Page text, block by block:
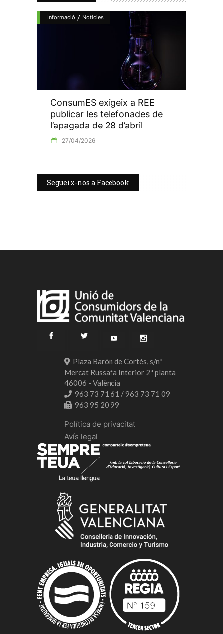
Informació / Notícies
ConsumES exigeix a REE
publicar les telefonades de
l’apagada de 28 d’abril
27/04/2026
Segueix-nos a Facebook
Plaza Barón de Cortés, s/nº
Mercat Russafa Interior 2ª planta
46006 - València
963 73 71 61 / 963 73 71 09
963 95 20 99
Política de privacitat
Avís legal